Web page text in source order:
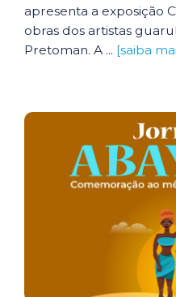
apresenta a exposição
obras dos artistas
Pretoman. A ... [saiba